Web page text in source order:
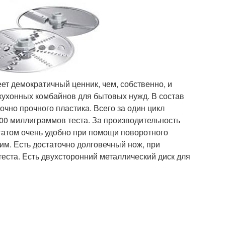
демократичный ценник, чем, собственно, и
комбайнов для бытовых нужд. В состав
прочного пластика. Всего за один цикл
миллиграммов теста. За производительность
очень удобно при помощи поворотного
Есть достаточно долговечный нож, при
Есть двухсторонний металлический диск для